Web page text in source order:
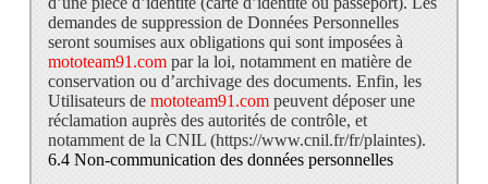
demandes de suppression de Données Personnelles
seront soumises aux obligations qui sont imposées à
mototeam91.compar la loi, notamment en matière de
conservation ou d’archivage des documents. Enfin, les
Utilisateurs de mototeam91.compeuvent déposer une
réclamation auprès des autorités de contrôle, et
notamment de la CNIL (https://www.cnil.fr/fr/plaintes).
6.4 Non-communication des données personnelles